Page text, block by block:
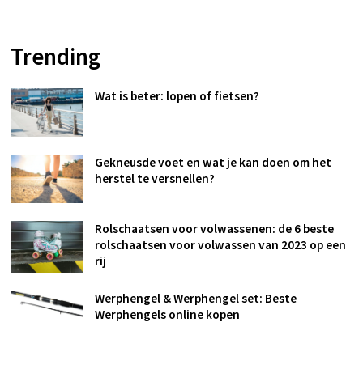
Trending
Wat is beter: lopen of fietsen?
Gekneusde voet en wat je kan doen om het
herstel te versnellen?
Rolschaatsen voor volwassenen: de 6 beste
rolschaatsen voor volwassen van 2023 op een
rij
Werphengel & Werphengel set: Beste
Werphengels online kopen